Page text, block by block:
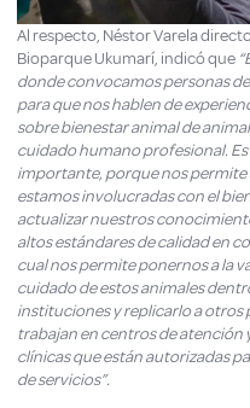
Al respecto, Néstor Varela
Bioparque Ukumarí, indicó que
donde convocamos personas
para que nos hablen de
sobre bienestar animal de
cuidado humano profesional.
importante, porque nos permite
estamos involucradas con el
actualizar nuestros
altos estándares de calidad en
cual nos permite ponernos a la
cuidado de estos animales
instituciones y replicarlo a otros
trabajan en centros de atención
clínicas que están autorizadas
de servicios”.